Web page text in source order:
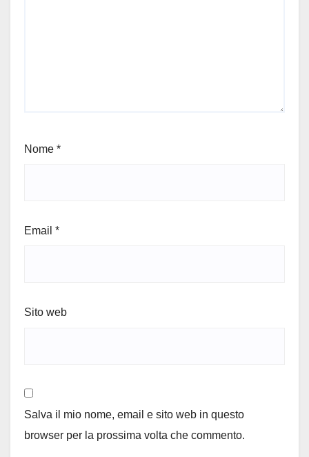
Nome *
Email *
Sito web
Salva il mio nome, email e sito web in questo
browser per la prossima volta che commento.